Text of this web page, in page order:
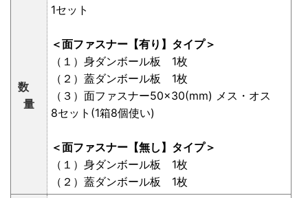
数
量
1セット
＜面ファスナー【有り】タイプ＞
（１）身ダンボール板 1枚
（２）蓋ダンボール板 1枚
（３）面ファスナー50×30(mm) メス・オス
8セット(1箱8個使い)
＜面ファスナー【無し】タイプ＞
（１）身ダンボール板 1枚
（２）蓋ダンボール板 1枚